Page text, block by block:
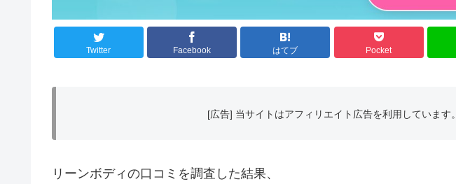
Twitter Facebook はてブ Pocket
[広告] 当サイトはアフィリエイト広告を利用しています。
リーンボディの口コミを調査した結果、